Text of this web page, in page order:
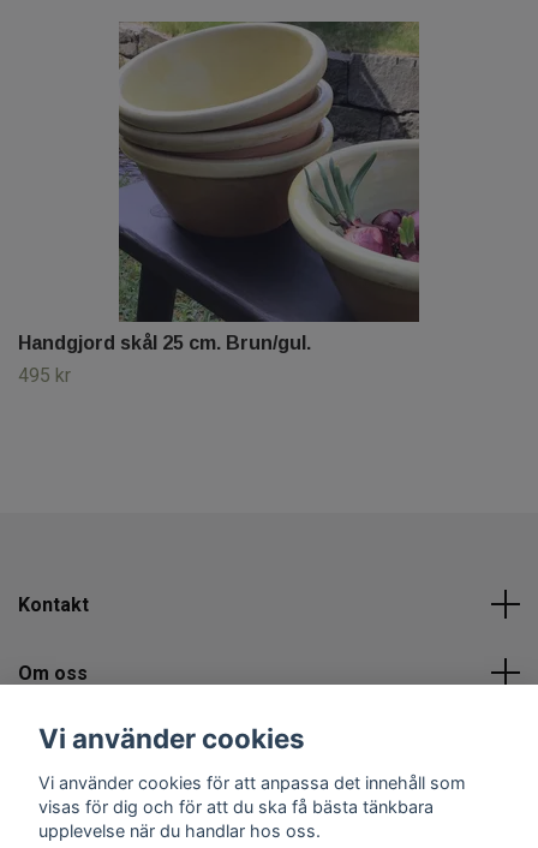
Handgjord skål 25 cm. Brun/gul.
495 kr
Kontakt
Om oss
Sociala medier
Vi använder cookies
Vi använder cookies för att anpassa det innehåll som
visas för dig och för att du ska få bästa tänkbara
upplevelse när du handlar hos oss.